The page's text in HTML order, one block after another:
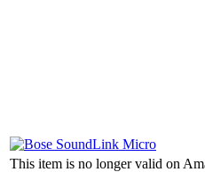
This item is no longer valid on